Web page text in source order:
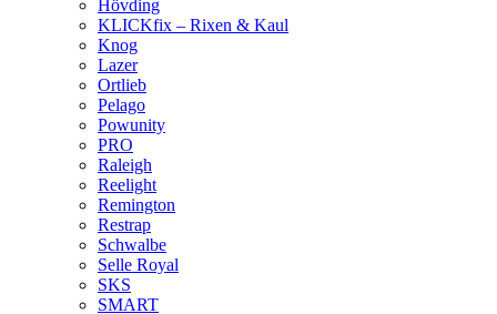
Hövding
KLICKfix – Rixen & Kaul
Knog
Lazer
Ortlieb
Pelago
Powunity
PRO
Raleigh
Reelight
Remington
Restrap
Schwalbe
Selle Royal
SKS
SMART